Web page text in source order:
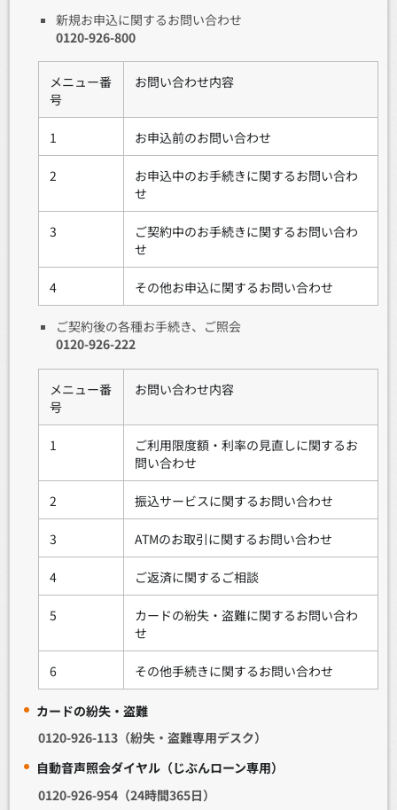
新規お申込に関するお問い合わせ
0120-926-800
メニュー番
号
お問い合わせ内容
1 お申込前のお問い合わせ
2
お申込中のお手続きに関するお問い合わ
せ
3
ご契約中のお手続きに関するお問い合わ
せ
4 その他お申込に関するお問い合わせ
ご契約後の各種お手続き、ご照会
0120-926-222
メニュー番
号
お問い合わせ内容
1
ご利用限度額・利率の見直しに関するお
問い合わせ
2 振込サービスに関するお問い合わせ
3 ATMのお取引に関するお問い合わせ
4 ご返済に関するご相談
5
カードの紛失・盗難に関するお問い合わ
せ
6 その他手続きに関するお問い合わせ
カードの紛失・盗難
0120-926-113（紛失・盗難専用デスク）
自動音声照会ダイヤル（じぶんローン専用）
0120-926-954（24時間365日）